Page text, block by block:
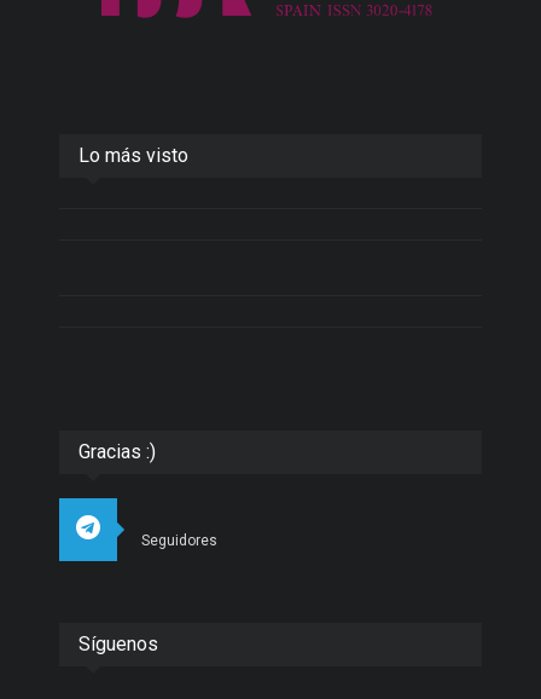
Lo más visto
Gracias :)
Seguidores
Síguenos